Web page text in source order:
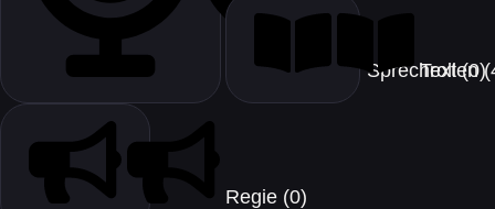
Text (0)
Regie (0)